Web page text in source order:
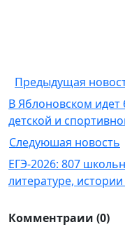
Предыдущая
В Яблоновском идет
детской и
Следуюшая новость
ЕГЭ-2026: 807
литературе,
Комментраии (0)